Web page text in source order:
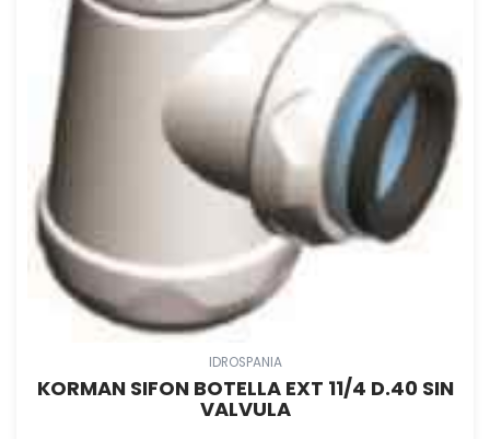
IDROSPANIA
KORMAN SIFON BOTELLA EXT 11/4 D.40 SIN
VALVULA